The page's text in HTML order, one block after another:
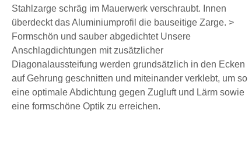
Stahlzarge schräg im Mauerwerk verschraubt. Innen
überdeckt das Aluminiumprofil die bauseitige Zarge. >
Formschön und sauber abgedichtet Unsere
Anschlagdichtungen mit zusätzlicher
Diagonalaussteifung werden grundsätzlich in den Ecken
auf Gehrung geschnitten und miteinander verklebt, um so
eine optimale Abdichtung gegen Zugluft und Lärm sowie
eine formschöne Optik zu erreichen.